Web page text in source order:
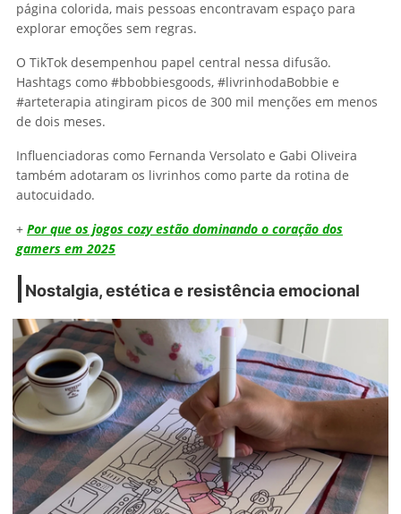
página colorida, mais pessoas encontravam espaço para
explorar emoções sem regras.
O TikTok desempenhou papel central nessa difusão.
Hashtags como #bbobbiesgoods, #livrinhodaBobbie e
#arteterapia atingiram picos de 300 mil menções em menos
de dois meses.
Influenciadoras como Fernanda Versolato e Gabi Oliveira
também adotaram os livrinhos como parte da rotina de
autocuidado.
+ Por que os jogos cozy estão dominando o coração dos
gamers em 2025
Nostalgia, estética e resistência emocional